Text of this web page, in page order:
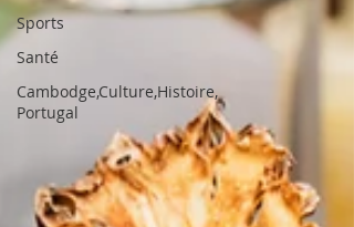
Sports
Santé
Cambodge,Culture,Histoire,
Portugal